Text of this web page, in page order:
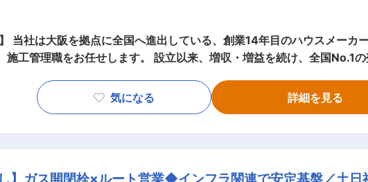
築施工管理経験（構造や年数は
です）
歓迎条件】
建築系の学校を卒業され、建築業
院
施工管理職をお任せします。 設立以来、増収・増益を続け、全国No.1
管理全般を担当します。建築現場では、職方や関連メーカーと連携しお
ろこばれる家づくり」のため、お客様に応じた空間提案が強みの同社
設立され、事業発展を続けてきた当社。社員1人1人が会社をつくって
気になる 詳細を見る
】ガス開閉栓×ルート営業◆インフラ関連で安定基盤／土